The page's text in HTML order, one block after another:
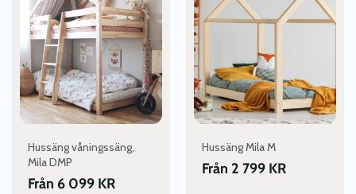
Hussäng våningssäng,
Mila DMP
Från 6 099 KR
flera
varianter.
De
olika
alternativen
kan
produktsidan
Hussäng Mila M
Från 2 799 KR
har
flera
varianter.
De
olika
alternativen
kan
produktsidan